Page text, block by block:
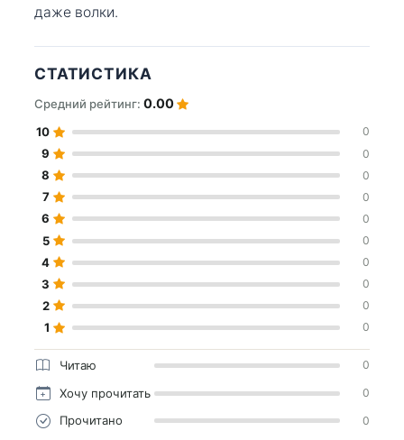
даже волки.
СТАТИСТИКА
Средний рейтинг: 0.00
10 0
9 0
8 0
7 0
6 0
5 0
4 0
3 0
2 0
1 0
Читаю 0
Хочу прочитать 0
Прочитано 0